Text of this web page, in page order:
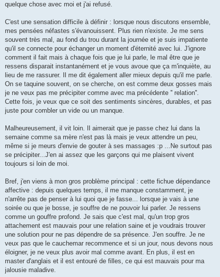
quelque chose avec moi et j'ai refusé.
C'est une sensation difficile à définir : lorsque nous discutons ensemble,
mes pensées néfastes s'évanouissent. Plus rien n'existe. Je me sens
souvent très mal, au fond du trou durant la journée et je suis impatiente
qu'il se connecte pour échanger un moment d'éternité avec lui. J'ignore
comment il fait mais à chaque fois que je lui parle, le mal être que je
ressens disparait instantanément et je vous avoue que ça m'inquiète, au
lieu de me rassurer. Il me dit également aller mieux depuis qu'il me parle.
On se taquine souvent, on se cherche, on est comme deux gosses mais
je ne veux pas me précipiter comme avec ma précédente '' relation''.
Cette fois, je veux que ce soit des sentiments sincères, durables, et pas
juste pour combler un vide ou un manque.
Malheureusement, il vit loin. Il aimerait que je passe chez lui dans la
semaine comme sa mère n'est pas là mais je veux attendre un peu,
même si je meurs d'envie de gouter à ses massages :p ...Ne surtout pas
se précipiter...J'en ai assez que les garçons qui me plaisent vivent
toujours si loin de moi.
Bref, j'en viens à mon gros problème principal : cette fichue dépendance
affective : depuis quelques temps, il me manque constamment, je
n'arrête pas de penser à lui quoi que je fasse... lorsque je vais à une
soirée ou que je bosse, je souffre de ne pouvoir lui parler. Je ressens
comme un gouffre profond. Je sais que c'est mal, qu'un trop gros
attachement est mauvais pour une relation saine et je voudrais trouver
une solution pour ne pas dépendre de sa présence. J'en souffre. Je ne
veux pas que le cauchemar recommence et si un jour, nous devons nous
éloigner, je ne veux plus avoir mal comme avant. En plus, il est en
master d'anglais et il est entouré de filles, ce qui est mauvais pour ma
jalousie maladive.